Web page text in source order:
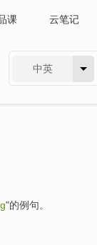
课 云笔记
中英
"的例句。